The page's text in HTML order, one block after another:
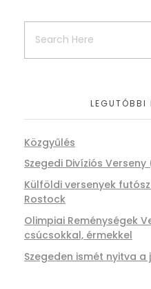
LEGUTÓBBI
Közgyűlés
Szegedi Divíziós Verseny
Külföldi versenyek
Rostock
Olimpiai Reménységek
csúcsokkal, érmekkel
Szegeden ismét nyitva